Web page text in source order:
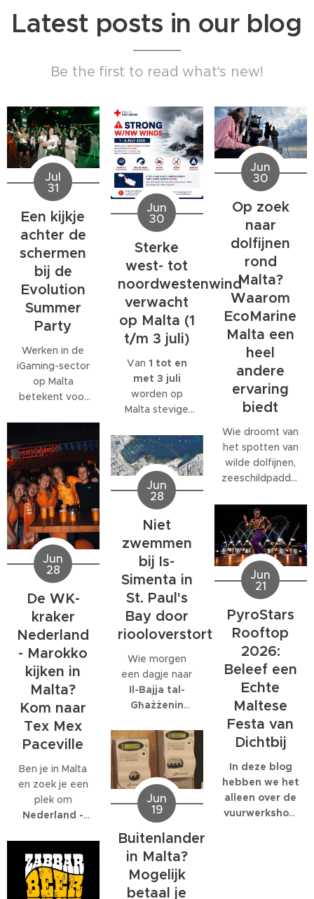
Latest posts in our blog
Be the first to read what's new!
Jul
31
Een kijkje
achter de
schermen
bij de
Evolution
Summer
Party
Werken in de
iGaming-sector
op Malta
betekent voor
meer dan alleen
een baan. Veel
bedrijven
bieden
behoorlijk wat
extra's, van
teamuitjes en
interne
activiteiten tot
grote
personeelsfeesten.
En als je bij een
internationaal
bedrijf met
honderden
collega's werkt,
kunnen die
feesten
behoorlijk groot
worden.
Jun
30
Sterke
west- tot
noordwestenwind
verwacht
op Malta (1
t/m 3 juli)
Van 1 tot en
met 3 juli
worden op
Malta stevige
noordwestenwinden
(W/NW)
verwacht.
Volgens het
Malta Red Cross
kan de wind
tijdelijk
toenemen tot
windkracht 6
met name op
donderdag 2
juli.
Jun
30
Op zoek
naar
dolfijnen
rond
Malta?
Waarom
EcoMarine
Malta een
heel
andere
ervaring
biedt
Wie droomt van
het spotten van
wilde dolfijnen,
zeeschildpadden
zeeleven
tijdens een
verblijf op Malta,
komt al snel tot
de ontdekking
dat daar
eigenlijk maar
één organisatie
volledig op is
gespecialiseerd:
EcoMarine
Jun
28
De WK-
kraker
Nederland
- Marokko
kijken in
Malta?
Kom naar
Tex Mex
Paceville
Ben je in Malta
en zoek je een
plek om
Nederland -
je bijTex Mex
Pacevilleaan
het juiste adres.
Jun
28
Niet
zwemmen
bij Is-
Simenta in
St. Paul's
Bay door
riooloverstort
Wie morgen
een dagje naar
Il-Bajja tal-
Għażżenin
als Is-Simenta)
inSt. Paul's
Bay
wil gaan,
kan beter een
ander strand
kiezen. De
Environmental
Health
Directorate
heeft
Jun
21
PyroStars
Rooftop
2026:
Beleef een
Echte
Maltese
Festa van
Dichtbij
In deze blog
hebben we het
alleen over de
vuurwerkshow
Jun
19
Buitenlander
in Malta?
Mogelijk
betaal je